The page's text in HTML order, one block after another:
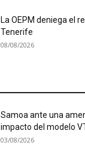
La OEPM deniega el
Tenerife
08/08/2026
Samoa ante una
impacto del modelo
03/08/2026